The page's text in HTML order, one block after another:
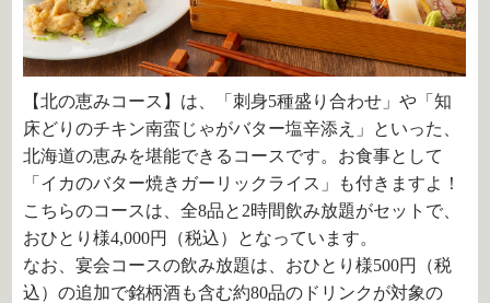
【北の恵みコース】は、「刺身5種盛り合わせ」や「知
床どりのチキン南蛮じゃがバター塩辛添え」といった、
北海道の恵みを堪能できるコースです。お食事として
「イカのバター焼きガーリックライス」も付きますよ！
こちらのコースは、全8品と2時間飲み放題がセットで、
おひとり様4,000円（税込）となっています。
なお、宴会コースの飲み放題は、おひとり様500円（税
込）の追加で銘柄酒も含む約80品のドリンクが対象の